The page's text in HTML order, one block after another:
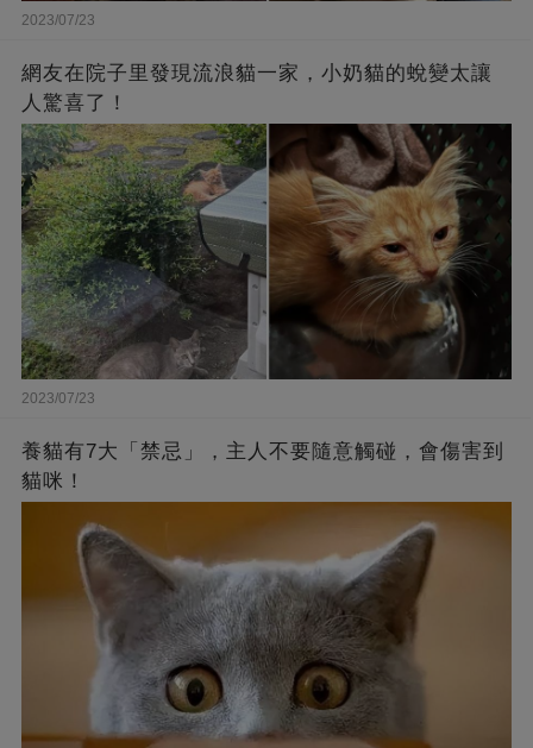
2023/07/23
網友在院子里發現流浪貓一家，小奶貓的蛻變太讓
人驚喜了！
2023/07/23
養貓有7大「禁忌」，主人不要隨意觸碰，會傷害到
貓咪！